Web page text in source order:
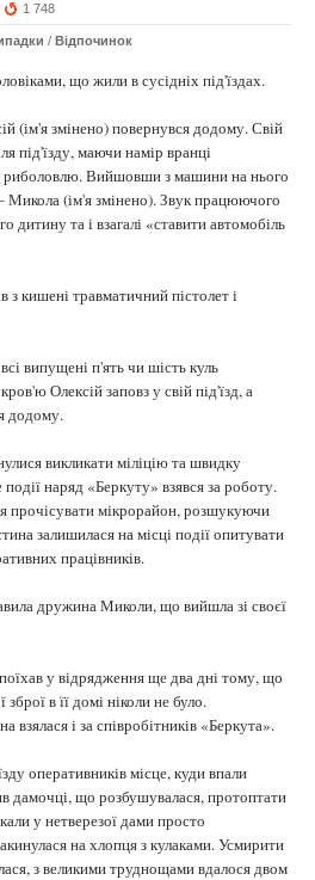
1 748
/ Відпочинок
що жили в сусідніх під'їздах.
(ім'я змінено) повернувся додому. Свій
під'їзду, маючи намір вранці
риболовлю. Вийшовши з машини на нього
Микола (ім'я змінено). Звук працюючого
дитину та і взагалі «ставити автомобіль
з кишені травматичний пістолет і
випущені п'ять чи шість куль
Олексій заповз у свій під'їзд, а
додому.
викликати міліцію та швидку
наряд «Беркуту» взявся за роботу.
прочісувати мікрорайон, розшукуючи
залишилася на місці події опитувати
працівників.
дружина Миколи, що вийшла зі своєї
у відрядження ще два дні тому, що
в її домі ніколи не було.
взялася і за співробітників «Беркута».
оперативників місце, куди впали
дамочці, що розбушувалася, протоптати
у нетверезої дами просто
на хлопця з кулаками. Усмирити
з великими труднощами вдалося двом